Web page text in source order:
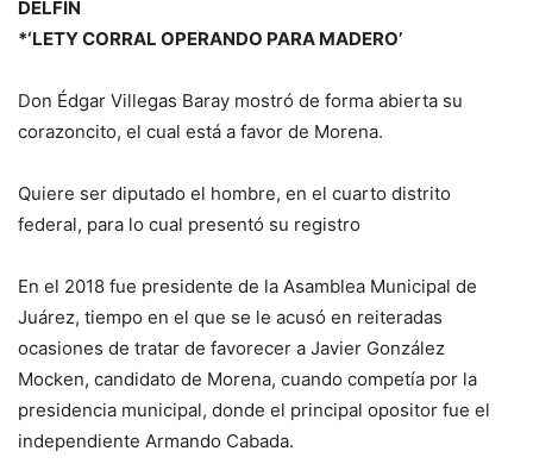
DELFÍN
*‘LETY CORRAL OPERANDO PARA MADERO’
Don Édgar Villegas Baray mostró de forma abierta su
corazoncito, el cual está a favor de Morena.
Quiere ser diputado el hombre, en el cuarto distrito
federal, para lo cual presentó su registro
En el 2018 fue presidente de la Asamblea Municipal de
Juárez, tiempo en el que se le acusó en reiteradas
ocasiones de tratar de favorecer a Javier González
Mocken, candidato de Morena, cuando competía por la
presidencia municipal, donde el principal opositor fue el
independiente Armando Cabada.